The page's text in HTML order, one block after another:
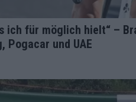
ich für möglich hielt“ –
Pogacar und UAE